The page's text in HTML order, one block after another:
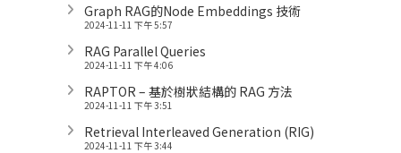
Graph RAG的Node Embeddings 技術
2024-11-11 下午 5:57
RAG Parallel Queries
2024-11-11 下午 4:06
RAPTOR – 基於樹狀結構的 RAG 方法
2024-11-11 下午 3:51
Retrieval Interleaved Generation (RIG)
2024-11-11 下午 3:44